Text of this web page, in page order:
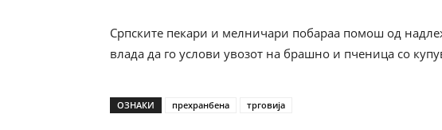
Српските пекари и мелничари побараа помош од
влада да го услови увозот на брашно и пченица со
ОЗНАКИ прехранбена трговија